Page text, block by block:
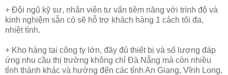
+ Đội ngũ kỹ sư, nhân viên tư vấn tiềm năng với trình độ và
kinh nghiệm sẵn có sẽ hỗ trợ khách hàng 1 cách tối đa,
nhiệt tình.
+ Kho hàng tại công ty lớn, đầy đủ thiết bị và số lượng đáp
ứng nhu cầu thị trường không chỉ Đà Nẵng mà còn nhiều
tỉnh thành khác và hướng đến các tỉnh An Giang, Vĩnh Long,